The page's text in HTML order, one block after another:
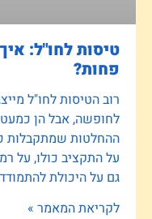
טיסות לחו"ל:
פחות?
רוב הטיסות לחו"ל
לחופשה, אבל הן
ההחלטות שמתקבלות
על התקציב כולו, על
גם על היכולת
לקריאת המאמר »